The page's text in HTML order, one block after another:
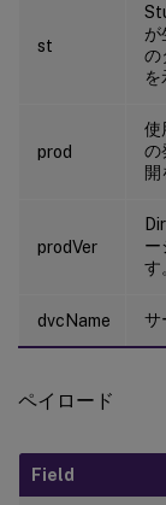
st
が
の
を
prod
使
の
開
prodVer
ー
す
dvcName サ
ペイロード
Field